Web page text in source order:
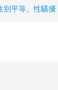
別平等 、性騷擾